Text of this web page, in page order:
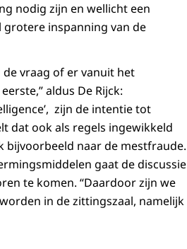
nodig zijn en wellicht een
grotere inspanning van de
vraag of er vanuit het
aldus De Rijck:
zijn de intentie tot
dat ook als regels ingewikkeld
bijvoorbeeld naar de mestfraude.
gaat de discussie
te komen. “Daardoor zijn we
in de zittingszaal, namelijk